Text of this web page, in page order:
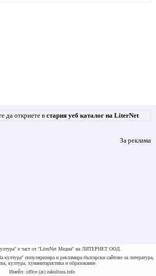
да откриете в стария уеб каталог на LiterNet
За реклама
е част от "LiterNet Медиа" на ЛИТЕРНЕТ ООД.
култура" популяризира и рекламира български сайтове за литература,
култура, хуманитаристика и образование.
Имейл: office (at) zakultura.info